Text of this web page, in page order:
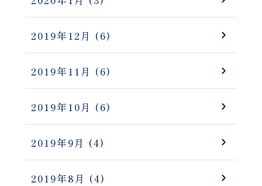
2019年12月 (6)
2019年11月 (6)
2019年10月 (6)
2019年9月 (4)
2019年8月 (4)